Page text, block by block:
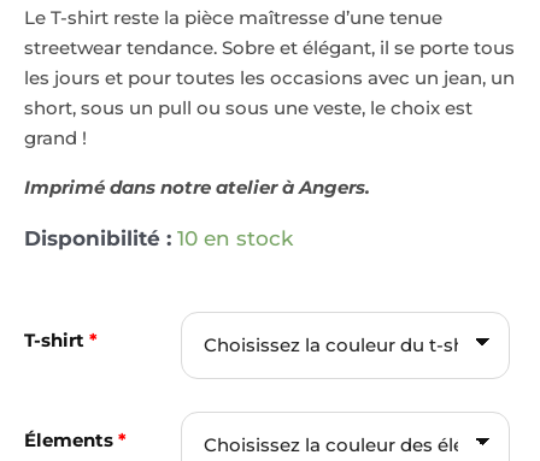
Le T-shirt reste la pièce maîtresse d’une tenue
streetwear tendance. Sobre et élégant, il se porte tous
les jours et pour toutes les occasions avec un jean, un
short, sous un pull ou sous une veste, le choix est
grand !
Imprimé dans notre atelier à Angers.
Disponibilité : 10 en stock
T-shirt *
Élements *